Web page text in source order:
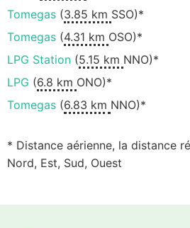
Tomegas (3.85 km SSO)*
Tomegas (4.31 km OSO)*
LPG Station (5.15 km NNO)*
LPG (6.8 km ONO)*
Tomegas (6.83 km NNO)*
* Distance aérienne, la distance
Nord, Est, Sud, Ouest